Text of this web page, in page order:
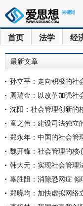
首页 法学 经
最新文章
孙立平：走向积极的社
周瑞金：以改革加强社
沈阳：社会管理创新的
童之伟：建设司法独立
郑永年：中国的社会管
魏开锋：社会管理的核
韩大元：实现社会管理
辜胜阻：消除恐网症 倾
郑晓均：加快虚拟网络